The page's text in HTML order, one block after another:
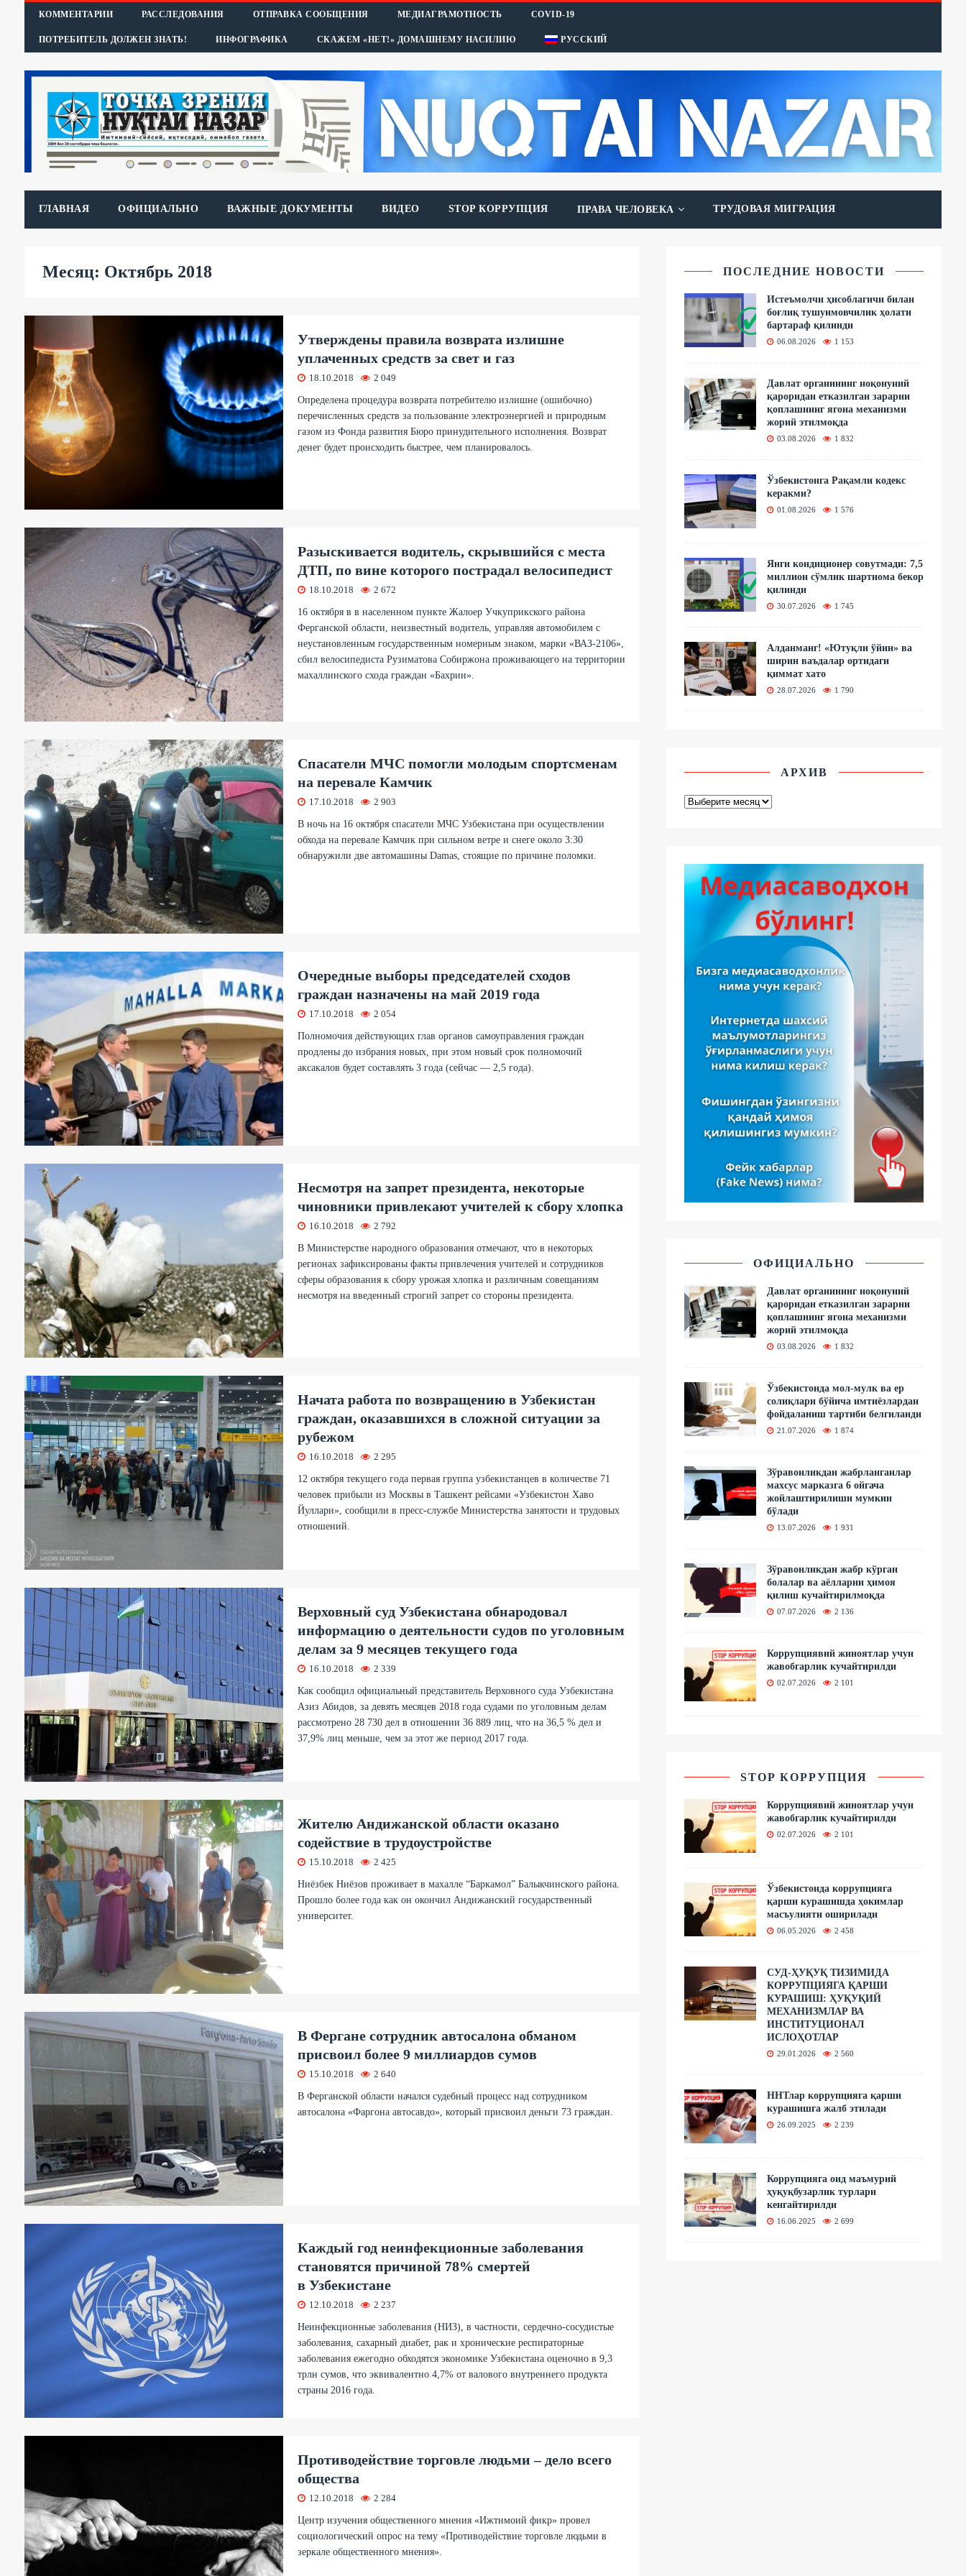
КОММЕНТАРИИ РАССЛЕДОВАНИЯ ОТПРАВКА СООБЩЕНИЯ МЕДИАГРАМОТНОСТЬ COVID-19
ПОТРЕБИТЕЛЬ ДОЛЖЕН ЗНАТЬ! ИНФОГРАФИКА СКАЖЕМ «НЕТ!» ДОМАШНЕМУ НАСИЛИЮ РУССКИЙ
ГЛАВНАЯ ОФИЦИАЛЬНО ВАЖНЫЕ ДОКУМЕНТЫ ВИДЕО STOP КОРРУПЦИЯ ПРАВА ЧЕЛОВЕКА ТРУДОВАЯ МИГРАЦИЯ
Месяц: Октябрь 2018
Утверждены правила возврата излишне
уплаченных средств за свет и газ
18.10.2018 2 049
Определена процедура возврата потребителю излишне (ошибочно)
перечисленных средств за пользование электроэнергией и природным
газом из Фонда развития Бюро принудительного исполнения. Возврат
денег будет происходить быстрее, чем планировалось.
Разыскивается водитель, скрывшийся с места
ДТП, по вине которого пострадал велосипедист
18.10.2018 2 672
16 октября в в населенном пункте Жалоер Учкуприкского района
Ферганской области, неизвестный водитель, управляя автомобилем с
неустановленным государственным номерным знаком, марки «ВАЗ-2106»,
сбил велосипедиста Рузиматова Собиржона проживающего на территории
махаллинского схода граждан «Бахрин».
Спасатели МЧС помогли молодым спортсменам
на перевале Камчик
17.10.2018 2 903
В ночь на 16 октября спасатели МЧС Узбекистана при осуществлении
обхода на перевале Камчик при сильном ветре и снеге около 3:30
обнаружили две автомашины Damas, стоящие по причине поломки.
Очередные выборы председателей сходов
граждан назначены на май 2019 года
17.10.2018 2 054
Полномочия действующих глав органов самоуправления граждан
продлены до избрания новых, при этом новый срок полномочий
аксакалов будет составлять 3 года (сейчас — 2,5 года).
Несмотря на запрет президента, некоторые
чиновники привлекают учителей к сбору хлопка
16.10.2018 2 792
В Министерстве народного образования отмечают, что в некоторых
регионах зафиксированы факты привлечения учителей и сотрудников
сферы образования к сбору урожая хлопка и различным совещаниям
несмотря на введенный строгий запрет со стороны президента.
Начата работа по возвращению в Узбекистан
граждан, оказавшихся в сложной ситуации за
рубежом
16.10.2018 2 295
12 октября текущего года первая группа узбекистанцев в количестве 71
человек прибыли из Москвы в Ташкент рейсами «Узбекистон Хаво
Йуллари», сообщили в пресс-службе Министерства занятости и трудовых
отношений.
Верховный суд Узбекистана обнародовал
информацию о деятельности судов по уголовным
делам за 9 месяцев текущего года
16.10.2018 2 339
Как сообщил официальный представитель Верховного суда Узбекистана
Азиз Абидов, за девять месяцев 2018 года судами по уголовным делам
рассмотрено 28 730 дел в отношении 36 889 лиц, что на 36,5 % дел и
37,9% лиц меньше, чем за этот же период 2017 года.
Жителю Андижанской области оказано
содействие в трудоустройстве
15.10.2018 2 425
Ниёзбек Ниёзов проживает в махалле “Баркамол” Балыкчинского района.
Прошло более года как он окончил Андижанский государственный
университет.
В Фергане сотрудник автосалона обманом
присвоил более 9 миллиардов сумов
15.10.2018 2 640
В Ферганской области начался судебный процесс над сотрудником
автосалона «Фаргона автосавдо», который присвоил деньги 73 граждан.
Каждый год неинфекционные заболевания
становятся причиной 78% смертей
в Узбекистане
12.10.2018 2 237
Неинфекционные заболевания (НИЗ), в частности, сердечно-сосудистые
заболевания, сахарный диабет, рак и хронические респираторные
заболевания ежегодно обходятся экономике Узбекистана оценочно в 9,3
трлн сумов, что эквивалентно 4,7% от валового внутреннего продукта
страны 2016 года.
Противодействие торговле людьми – дело всего
общества
12.10.2018 2 284
Центр изучения общественного мнения «Ижтимоий фикр» провел
социологический опрос на тему «Противодействие торговле людьми в
зеркале общественного мнения».
ПОСЛЕДНИЕ НОВОСТИ
Истеъмолчи ҳисоблагичи билан
боғлиқ тушунмовчилик ҳолати
бартараф қилинди
06.08.2026 1 153
Давлат органининг ноқонуний
қароридан етказилган зарарни
қоплашнинг ягона механизми
жорий этилмоқда
03.08.2026 1 832
Ўзбекистонга Рақамли кодекс
керакми?
01.08.2026 1 576
Янги кондиционер совутмади: 7,5
миллион сўмлик шартнома бекор
қилинди
30.07.2026 1 745
Алданманг! «Ютуқли ўйин» ва
ширин ваъдалар ортидаги
қиммат хато
28.07.2026 1 790
АРХИВ
ОФИЦИАЛЬНО
Давлат органининг ноқонуний
қароридан етказилган зарарни
қоплашнинг ягона механизми
жорий этилмоқда
03.08.2026 1 832
Ўзбекистонда мол-мулк ва ер
солиқлари бўйича имтиёзлардан
фойдаланиш тартиби белгиланди
21.07.2026 1 874
Зўравонликдан жабрланганлар
махсус марказга 6 ойгача
жойлаштирилиши мумкин
бўлади
13.07.2026 1 931
Зўравонликдан жабр кўрган
болалар ва аёлларни ҳимоя
қилиш кучайтирилмоқда
07.07.2026 2 136
Коррупциявий жиноятлар учун
жавобгарлик кучайтирилди
02.07.2026 2 101
STOP КОРРУПЦИЯ
Коррупциявий жиноятлар учун
жавобгарлик кучайтирилди
02.07.2026 2 101
Ўзбекистонда коррупцияга
қарши курашишда ҳокимлар
масъулияти оширилади
06.05.2026 2 458
СУД-ҲУҚУҚ ТИЗИМИДА
КОРРУПЦИЯГА ҚАРШИ
КУРАШИШ: ҲУҚУҚИЙ
МЕХАНИЗМЛАР ВА
ИНСТИТУЦИОНАЛ
ИСЛОҲОТЛАР
29.01.2026 2 560
ННТлар коррупцияга қарши
курашишга жалб этилади
26.09.2025 2 239
Коррупцияга оид маъмурий
ҳуқуқбузарлик турлари
кенгайтирилди
16.06.2025 2 699